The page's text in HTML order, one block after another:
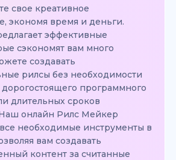
свое креативное
экономя время и деньги.
эффективные
сэкономят вам много
создавать
рилсы без необходимости
программного
длительных сроков
онлайн Рилс Мейкер
необходимые инструменты в
вам создавать
контент за считанные